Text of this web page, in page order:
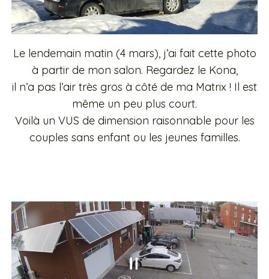
Le lendemain matin (4 mars), j’ai fait cette photo
à partir de mon salon. Regardez le Kona,
il n’a pas l’air très gros à côté de ma Matrix ! Il est
même un peu plus court.
Voilà un VUS de dimension raisonnable pour les
couples sans enfant ou les jeunes familles.